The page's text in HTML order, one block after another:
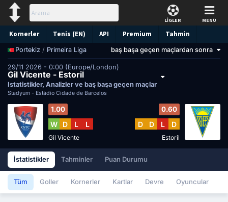
LİGLER MENÜ
Kornerler Tenis (EN) API Premium Tahmin
Portekiz / Primeira Liga baş başa geçen maçlardan sonra
29/11 2026 - 0:00 (Europe/London)
Gil Vicente - Estoril
İstatistikler, Analizler ve baş başa geçen maçlar
Stadyum - Estádio Cidade de Barcelos
1.00
W D L L
Gil Vicente
0.60
D D L D
Estoril
İstatistikler Tahminler Puan Durumu
Tüm Goller Kornerler Kartlar Devre Oyuncular